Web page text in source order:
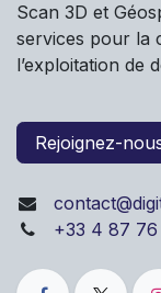
Scan 3D et
services pour la
l’exploitation de
Rejoignez-
+33 4 87 76